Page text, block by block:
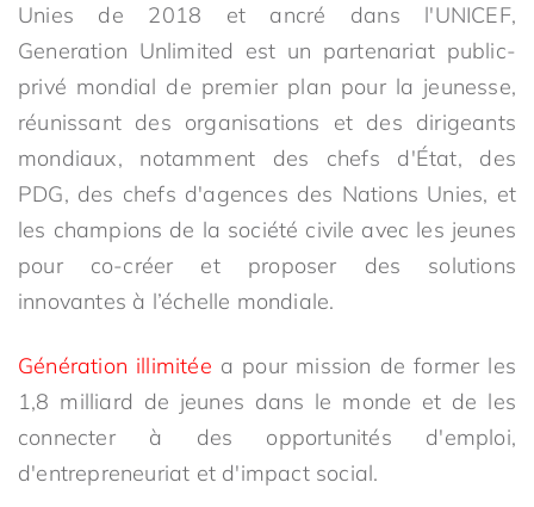
Unies de 2018 et ancré dans l'UNICEF,
Generation Unlimited est un partenariat public-
privé mondial de premier plan pour la jeunesse,
réunissant des organisations et des dirigeants
mondiaux, notamment des chefs d'État, des
PDG, des chefs d'agences des Nations Unies, et
les champions de la société civile avec les jeunes
pour co-créer et proposer des solutions
innovantes à l’échelle mondiale.
Génération illimitée a pour mission de former les
1,8 milliard de jeunes dans le monde et de les
connecter à des opportunités d'emploi,
d'entrepreneuriat et d'impact social.